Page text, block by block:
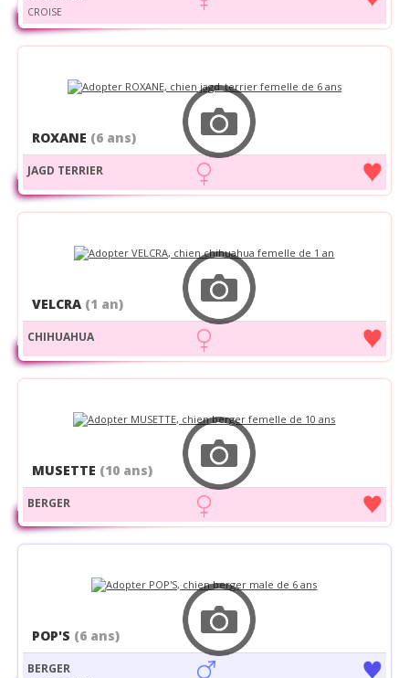
CROISE
ROXANE (6 ans)
JAGD TERRIER
VELCRA (1 an)
CHIHUAHUA
MUSETTE (10 ans)
BERGER
POP'S (6 ans)
BERGER